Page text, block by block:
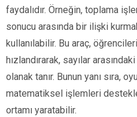
faydalıdır. Örneğin, toplama
sonucu arasında bir ilişki
kullanılabilir. Bu araç,
hızlandırarak, sayılar
olanak tanır. Bunun yanı sıra,
matematiksel işlemleri
ortamı yaratabilir.